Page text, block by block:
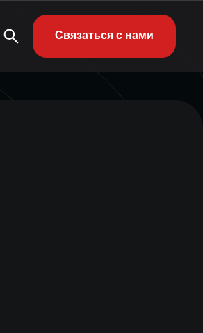
Связаться с нами